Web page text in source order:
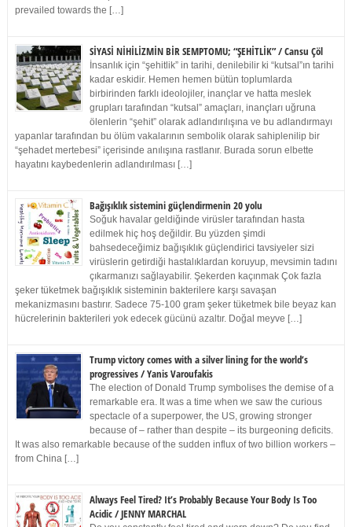
prevailed towards the […]
SİYASİ NİHİLİZMİN BİR SEMPTOMU; “ŞEHİTLİK” / Cansu Çöl
İnsanlık için “şehitlik” in tarihi, denilebilir ki “kutsal”ın tarihi
kadar eskidir. Hemen hemen bütün toplumlarda
birbirinden farklı ideolojiler, inançlar ve hatta meslek
grupları tarafından “kutsal” amaçları, inançları uğruna
ölenlerin “şehit” olarak adlandırılışına ve bu adlandırmayı
yapanlar tarafından bu ölüm vakalarının sembolik olarak sahiplenilip bir
“şehadet mertebesi” içerisinde anılışına rastlanır. Burada sorun elbette
hayatını kaybedenlerin adlandırılması […]
Bağışıklık sistemini güçlendirmenin 20 yolu
Soğuk havalar geldiğinde virüsler tarafından hasta
edilmek hiç hoş değildir. Bu yüzden şimdi
bahsedeceğimiz bağışıklık güçlendirici tavsiyeler sizi
virüslerin getirdiği hastalıklardan koruyup, mevsimin tadını
çıkarmanızı sağlayabilir. Şekerden kaçınmak Çok fazla
şeker tüketmek bağışıklık sisteminin bakterilere karşı savaşan
mekanizmasını bastırır. Sadece 75-100 gram şeker tüketmek bile beyaz kan
hücrelerinin bakterileri yok edecek gücünü azaltır. Doğal meyve […]
Trump victory comes with a silver lining for the world’s
progressives / Yanis Varoufakis
The election of Donald Trump symbolises the demise of a
remarkable era. It was a time when we saw the curious
spectacle of a superpower, the US, growing stronger
because of – rather than despite – its burgeoning deficits.
It was also remarkable because of the sudden influx of two billion workers –
from China […]
Always Feel Tired? It’s Probably Because Your Body Is Too
Acidic / JENNY MARCHAL